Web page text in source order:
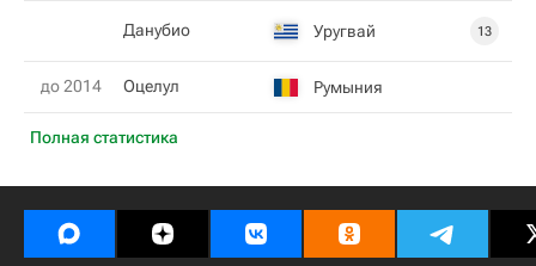
Полная статистика
Данубио Уругвай 13
до 2014 Оцелул Румыния